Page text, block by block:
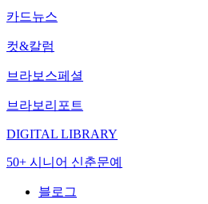
카드뉴스
컷&칼럼
브라보스페셜
브라보리포트
DIGITAL LIBRARY
50+ 시니어 신춘문예
블로그